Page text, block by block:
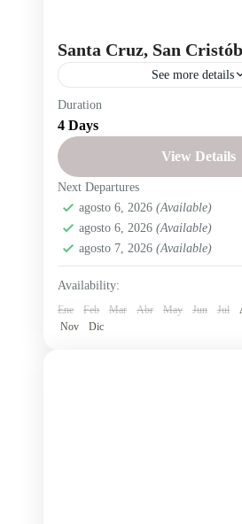
Santa Cruz, San
See more details
Isabela
San Cristobal Santa Cruz
Tour Salinerito a las islas
Cristóbal e Isabela.
Ecuador ,Región Insular
Fácil
1 Person
Duration
4 Days
View Details
Next Departures
agosto 6, 2026 (Available)
agosto 6, 2026 (Available)
agosto 7, 2026 (Available)
Availability:
Ene Feb Mar Abr May Jun Jul
Nov
Dic